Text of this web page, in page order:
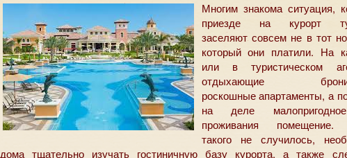
Многим знакома ситуация,
приезде на курорт
заселяют совсем не в тот
который они платили. На
или в туристическом
отдыхающие
роскошные апартаменты, а
на деле
проживания помещение.
такого не случилось,
дома тщательно изучать гостиничную базу курорта, а также